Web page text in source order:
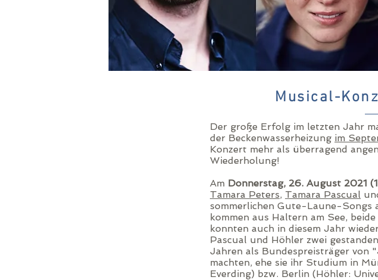
Musical-
Der große Erfolg im letzten Jahr
der Beckenwasserheizung im
Konzert mehr als überragend
Wiederholung!
Am Donnerstag, 26. August 2021
Tamara Peters, Tamara Pascual
sommerlichen Gute-Laune-Songs
kommen aus Haltern am See,
konnten auch in diesem Jahr
Pascual und Höhler zwei
Jahren als Bundespreisträger von
machten, ehe sie ihr Studium in
Everding) bzw. Berlin (Höhler: